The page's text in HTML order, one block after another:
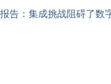
告：集成挑战阻碍了数